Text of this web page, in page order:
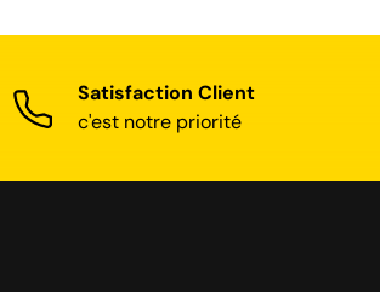
Satisfaction Client
c'est notre priorité